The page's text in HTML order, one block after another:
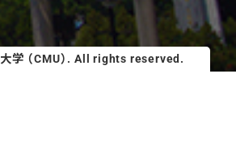
学 （CMU）. All rights reserved.